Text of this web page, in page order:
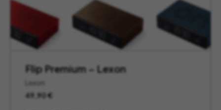
Flip Premium – Lexon
Lexon
49,90€